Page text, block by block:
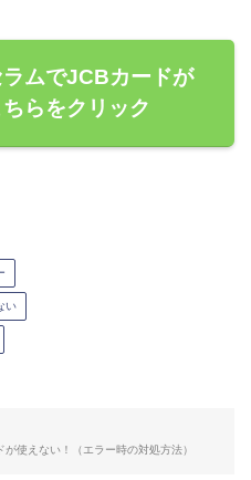
ムでJCBカードが
らをクリック
い
使えない！（エラー時の対処方法）